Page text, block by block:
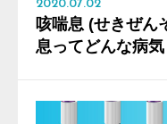
2020.07.02
咳喘息 (せきぜん
息ってどんな病気